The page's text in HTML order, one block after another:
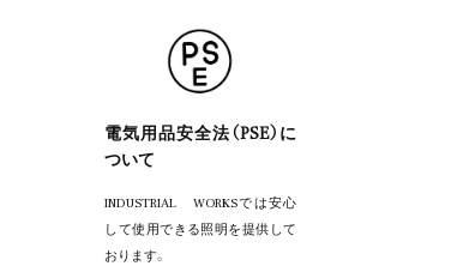
電気用品安全法（PSE）に
ついて
INDUSTRIAL WORKSでは安心
して使用できる照明を提供して
おります。